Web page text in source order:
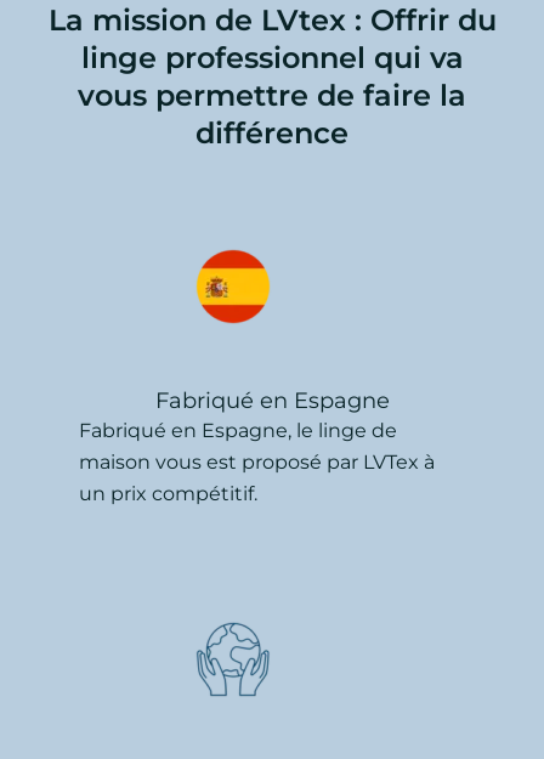
La mission de LVtex : Offrir du
linge professionnel qui va
vous permettre de faire la
différence
Fabriqué en Espagne
Fabriqué en Espagne, le linge de
maison vous est proposé par LVTex à
un prix compétitif.